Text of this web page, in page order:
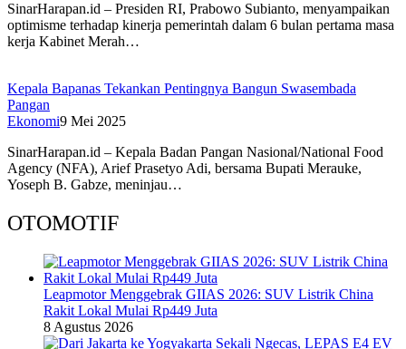
SinarHarapan.id – Presiden RI, Prabowo Subianto, menyampaikan
optimisme terhadap kinerja pemerintah dalam 6 bulan pertama masa
kerja Kabinet Merah…
Kepala Bapanas Tekankan Pentingnya Bangun Swasembada
Pangan
Ekonomi9 Mei 2025
SinarHarapan.id – Kepala Badan Pangan Nasional/National Food
Agency (NFA), Arief Prasetyo Adi, bersama Bupati Merauke,
Yoseph B. Gabze, meninjau…
OTOMOTIF
Leapmotor Menggebrak GIIAS 2026: SUV Listrik China
Rakit Lokal Mulai Rp449 Juta
8 Agustus 2026